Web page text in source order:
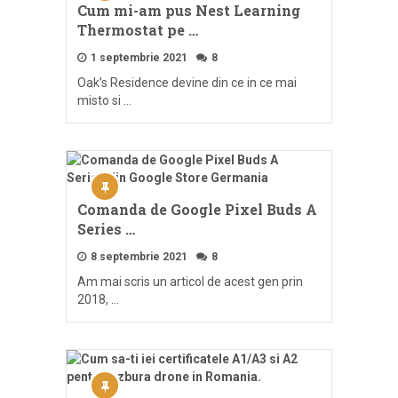
Cum mi-am pus Nest Learning
Thermostat pe …
1 septembrie 2021 8
Oak’s Residence devine din ce in ce mai
misto si …
Comanda de Google Pixel Buds A
Series …
8 septembrie 2021 8
Am mai scris un articol de acest gen prin
2018, …